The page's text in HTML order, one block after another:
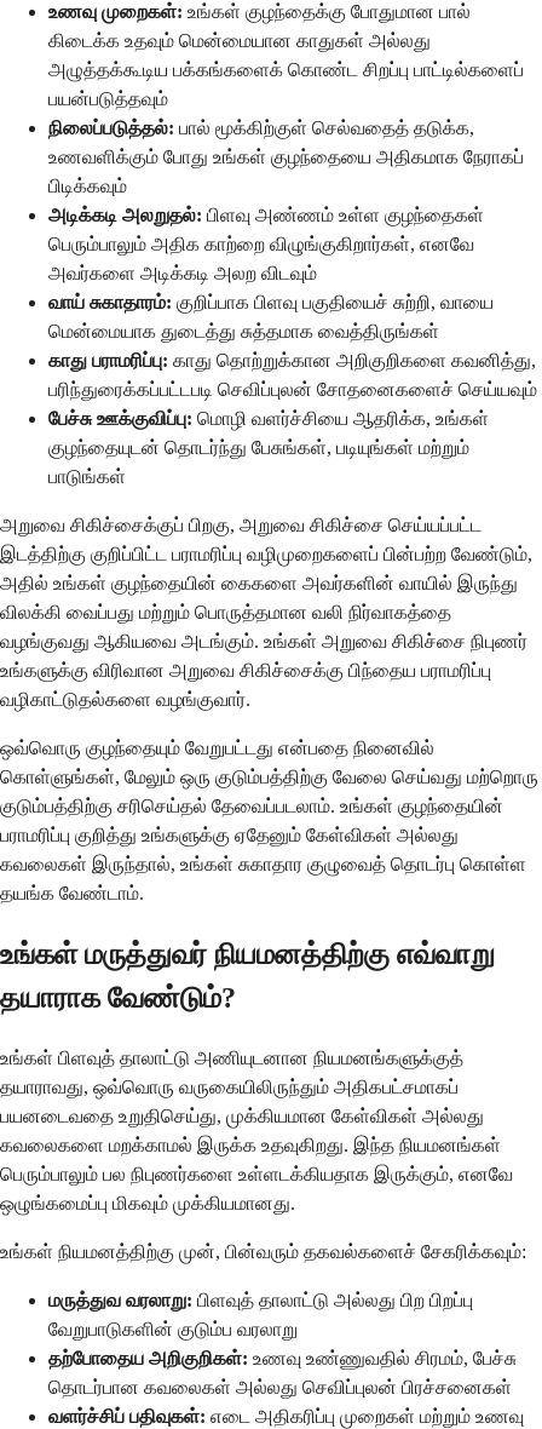
உணவு முறைகள்: உங்கள் குழந்தைக்கு போதுமான பால்
கிடைக்க உதவும் மென்மையான காதுகள் அல்லது
அழுத்தக்கூடிய பக்கங்களைக் கொண்ட சிறப்பு பாட்டில்களைப்
பயன்படுத்தவும்
நிலைப்படுத்தல்: பால் மூக்கிற்குள் செல்வதைத் தடுக்க,
உணவளிக்கும் போது உங்கள் குழந்தையை அதிகமாக நேராகப்
பிடிக்கவும்
அடிக்கடி அலறுதல்: பிளவு அண்ணம் உள்ள குழந்தைகள்
பெரும்பாலும் அதிக காற்றை விழுங்குகிறார்கள், எனவே
அவர்களை அடிக்கடி அலற விடவும்
வாய் சுகாதாரம்: குறிப்பாக பிளவு பகுதியைச் சுற்றி, வாயை
மென்மையாக துடைத்து சுத்தமாக வைத்திருங்கள்
காது பராமரிப்பு: காது தொற்றுக்கான அறிகுறிகளை கவனித்து,
பரிந்துரைக்கப்பட்டபடி செவிப்புலன் சோதனைகளைச் செய்யவும்
பேச்சு ஊக்குவிப்பு: மொழி வளர்ச்சியை ஆதரிக்க, உங்கள்
குழந்தையுடன் தொடர்ந்து பேசுங்கள், படியுங்கள் மற்றும்
பாடுங்கள்
அறுவை சிகிச்சைக்குப் பிறகு, அறுவை சிகிச்சை செய்யப்பட்ட
இடத்திற்கு குறிப்பிட்ட பராமரிப்பு வழிமுறைகளைப் பின்பற்ற வேண்டும்,
அதில் உங்கள் குழந்தையின் கைகளை அவர்களின் வாயில் இருந்து
விலக்கி வைப்பது மற்றும் பொருத்தமான வலி நிர்வாகத்தை
வழங்குவது ஆகியவை அடங்கும். உங்கள் அறுவை சிகிச்சை நிபுணர்
உங்களுக்கு விரிவான அறுவை சிகிச்சைக்கு பிந்தைய பராமரிப்பு
வழிகாட்டுதல்களை வழங்குவார்.
ஒவ்வொரு குழந்தையும் வேறுபட்டது என்பதை நினைவில்
கொள்ளுங்கள், மேலும் ஒரு குடும்பத்திற்கு வேலை செய்வது மற்றொரு
குடும்பத்திற்கு சரிசெய்தல் தேவைப்படலாம். உங்கள் குழந்தையின்
பராமரிப்பு குறித்து உங்களுக்கு ஏதேனும் கேள்விகள் அல்லது
கவலைகள் இருந்தால், உங்கள் சுகாதார குழுவைத் தொடர்பு கொள்ள
தயங்க வேண்டாம்.
உங்கள் மருத்துவர் நியமனத்திற்கு எவ்வாறு
தயாராக வேண்டும்?
உங்கள் பிளவுத் தாலாட்டு அணியுடனான நியமனங்களுக்குத்
தயாராவது, ஒவ்வொரு வருகையிலிருந்தும் அதிகபட்சமாகப்
பயனடைவதை உறுதிசெய்து, முக்கியமான கேள்விகள் அல்லது
கவலைகளை மறக்காமல் இருக்க உதவுகிறது. இந்த நியமனங்கள்
பெரும்பாலும் பல நிபுணர்களை உள்ளடக்கியதாக இருக்கும், எனவே
ஒழுங்கமைப்பு மிகவும் முக்கியமானது.
உங்கள் நியமனத்திற்கு முன், பின்வரும் தகவல்களைச் சேகரிக்கவும்:
மருத்துவ வரலாறு: பிளவுத் தாலாட்டு அல்லது பிற பிறப்பு
வேறுபாடுகளின் குடும்ப வரலாறு
தற்போதைய அறிகுறிகள்: உணவு உண்ணுவதில் சிரமம், பேச்சு
தொடர்பான கவலைகள் அல்லது செவிப்புலன் பிரச்சனைகள்
வளர்ச்சிப் பதிவுகள்: எடை அதிகரிப்பு முறைகள் மற்றும் உணவு